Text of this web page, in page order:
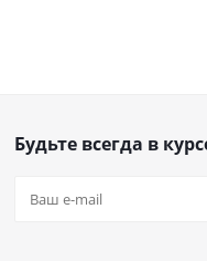
Будьте всегда в